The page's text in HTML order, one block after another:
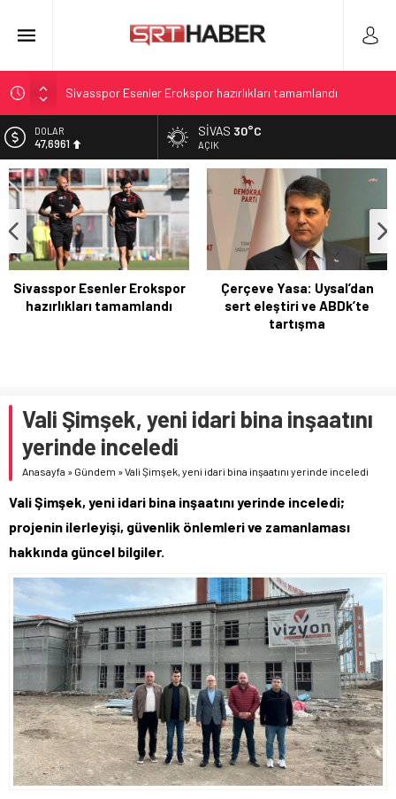
Sivasspor Esenler Erokspor hazırlıkları tamamlandı
Çerçeve Yasa: Uysal’dan sert eleştiri ve ABDk’te tartışma
Rapunzel sendromu: 15 yaşında midesinden dev saç yumağı
çıktı
Etna Yanardağı yeniden hareketli: Kül bulutları ve uçuşlar
etkileniyor
İzmir’de Rüşvet Soruşturmada Gözaltı ve Tutuklama
DOLAR
47,6961
EURO
55,1808
ALTIN
6.662,82
BİST
SIVAS 30°C
AÇIK
Sivasspor Esenler Erokspor
hazırlıkları tamamlandı
Çerçeve Yasa: Uysal’dan
sert eleştiri ve ABDk’te
tartışma
Vali Şimşek, yeni idari bina inşaatını
yerinde inceledi
Anasayfa » Gündem »Vali Şimşek, yeni idari bina inşaatını yerinde inceledi
Vali Şimşek, yeni idari bina inşaatını yerinde inceledi;
projenin ilerleyişi, güvenlik önlemleri ve zamanlaması
hakkında güncel bilgiler.